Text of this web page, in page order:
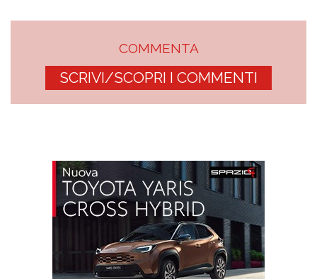
COMMENTA
SCRIVI/SCOPRI I COMMENTI